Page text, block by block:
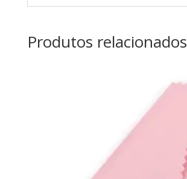
Produtos relacionados